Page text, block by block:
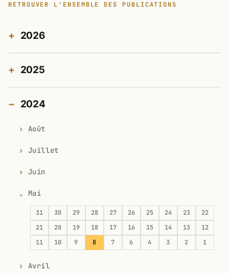
RETROUVER L'ENSEMBLE DES PUBLICATIONS
2026
2025
2024
Août
Juillet
Juin
Mai
31 30 29 28 27 26 25 24 23
22
21
20 19 18 17 16 15 14 13
12
11
10 9 8 7 6 4 3 2 1
Avril